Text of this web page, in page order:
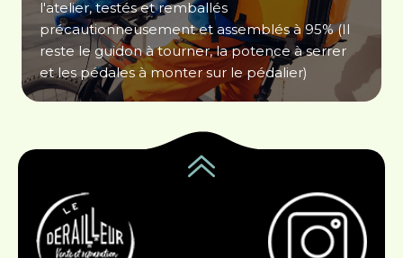
l'atelier, testés et remballés
précautionneusement et assemblés à 95% (Il
reste le guidon à tourner, la potence à serrer
et les pédales à monter sur le pédalier)